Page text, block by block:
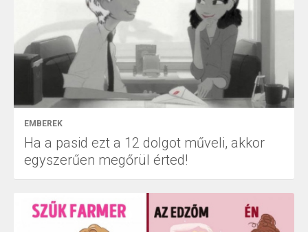
EMBEREK
Ha a pasid ezt a 12 dolgot műveli, akkor
egyszerűen megőrül érted!